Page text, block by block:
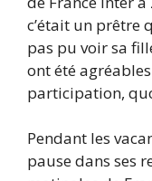
c’était un prêtre
pas pu voir sa
ont été
participation,
Pendant les
pause dans ses